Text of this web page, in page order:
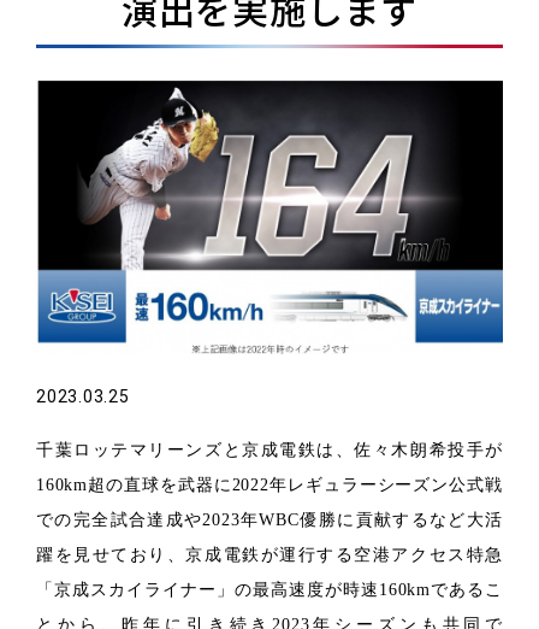
2023.03.25
千葉ロッテマリーンズと京成電鉄は、佐々木朗希投手が
160km超の直球を武器に2022年レギュラーシーズン公式戦
での完全試合達成や2023年WBC優勝に貢献するなど大活
躍を見せており、京成電鉄が運行する空港アクセス特急
「京成スカイライナー」の最高速度が時速160kmであるこ
とから、昨年に引き続き2023年シーズンも共同で